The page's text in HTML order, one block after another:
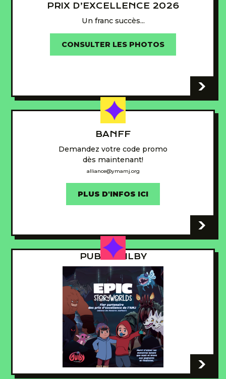
PRIX D’EXCELLENCE 2026
Un franc succès...
CONSULTER LES PHOTOS
-
BANFF
Demandez votre code promo
dès maintenant!
alliance@ymamj.org
PLUS D'INFOS ICI
-
PUB - GUILBY
-